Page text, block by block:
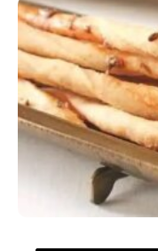
Comer Bem: